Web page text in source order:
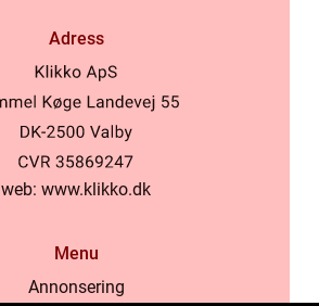
Adress
web: www.klikko.dk
Menu
Annonsering